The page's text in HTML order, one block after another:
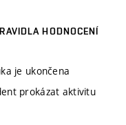
HODNOCENÍ
je ukončena
prokázat aktivitu